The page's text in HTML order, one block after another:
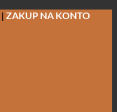
| ZAKUP NA KONTO